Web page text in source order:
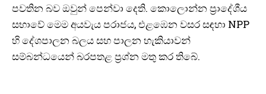
පවතින බව ඔවුන් පෙන්වා දෙති. කොලොන්න ප්‍රාදේශීය
සභාවේ මෙම අයවැය පරාජය, එළඹෙන වසර සඳහා NPP
හි දේශපාලන බලය සහ පාලන හැකියාවන්
සම්බන්ධයෙන් බරපතළ ප්‍රශ්න මතු කර තිබේ.